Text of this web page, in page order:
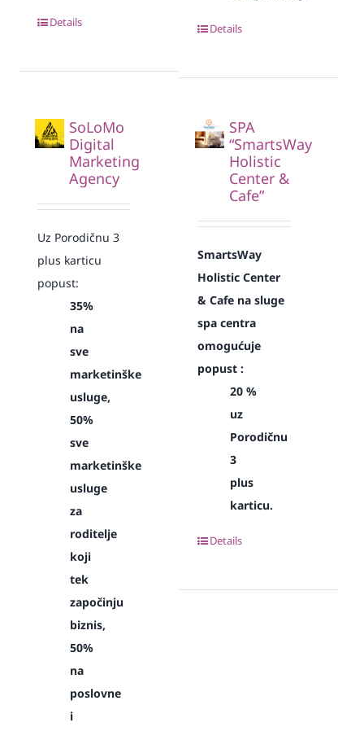
Details Details
SoLoMo
Digital
Marketing
Agency
Uz Porodičnu 3
plus karticu
popust:
35%
na
sve
marketinške
usluge,
50%
sve
marketinške
usluge
za
roditelje
koji
tek
započinju
biznis,
50%
na
poslovne
i
SPA
“SmartsWay
Holistic
Center &
Cafe”
SmartsWay
Holistic Center
& Cafe na sluge
spa centra
omogućuje
popust :
20 %
uz
Porodičnu
3
plus
karticu.
Details